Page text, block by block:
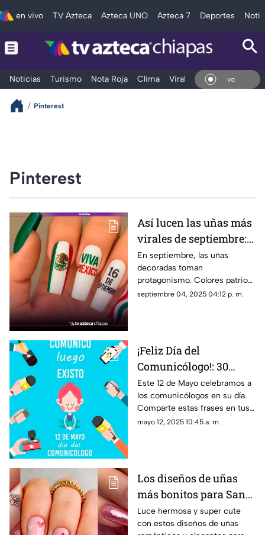
en vivo TV Azteca Azteca UNO Azteca 7 Deportes
Noticias Turismo Nota Roja Clima Viral y Tendencia
En Vivo
Pinterest
Pinterest
Así lucen las uñas más
virales de septiembre:
rojos, verdes y estilos
patrióticos
En septiembre, las uñas
decoradas toman
protagonismo. Colores patrios,
estilos minimalistas y diseños
septiembre 04, 2025 04:12 p. m.
¡Feliz Día del
Comunicólogo!: 30
frases e imágenes para
mandar el 12 de Mayo a
los Licenciados en
Comunicación
Este 12 de Mayo celebramos a
los comunicólogos en su día.
Comparte estas frases en tus
redes sociales o por
mayo 12, 2025 10:45 a. m.
Los diseños de uñas
más bonitos para San
Valentín según
Pinterest
Luce hermosa y super cute
con estos diseños de uñas